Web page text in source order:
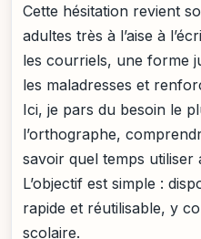
Cette hésitation revient
adultes très à l’aise à
les courriels, une forme
les maladresses et
Ici, je pars du besoin le
l’orthographe,
savoir quel temps utiliser
L’objectif est simple :
rapide et réutilisable, y
scolaire.